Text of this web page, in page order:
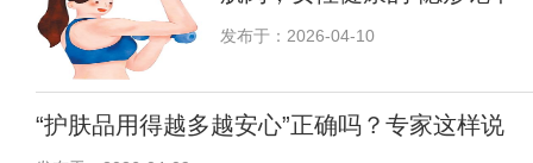
发布于：2026-04-10
“护肤品用得越多越安心”正确吗？专家这样说